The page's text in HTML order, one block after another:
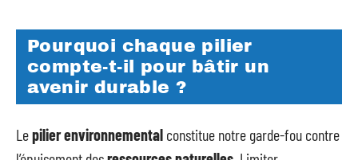
Pourquoi chaque pilier
compte-t-il pour bâtir un
avenir durable ?
Lepilier environnemental constitue notre garde-fou contre